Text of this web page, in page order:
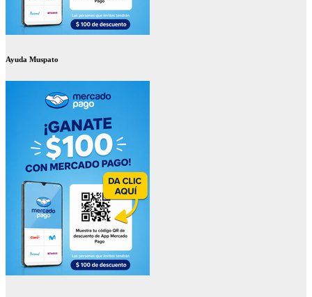
Ayuda Muspato